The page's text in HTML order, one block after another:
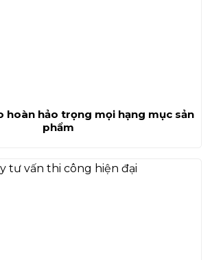
hoàn hảo trọng mọi hạng mục sản
phẩm